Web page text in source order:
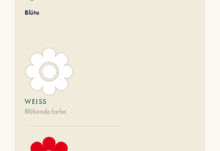
Blüte
WEISS
Blühende farbe